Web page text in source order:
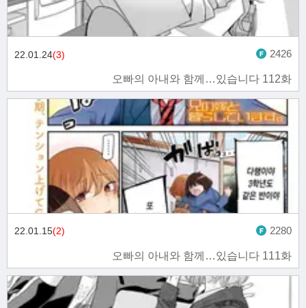
오빠의 아내와 함께…있습니다 112화
22.01.24(3) 2426
오빠의 아내와 함께…있습니다 111화
22.01.15(2) 2280